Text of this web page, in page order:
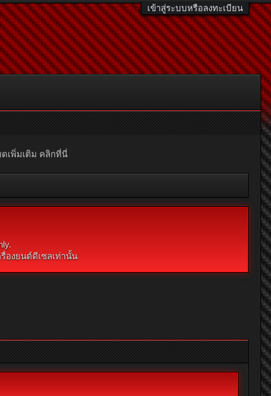
เข้าสู่ระบบหรือลงทะเบียน
ดเพิ่มเติม คลิกที่นี่
องยนต์ดีเซลเท่านั้น